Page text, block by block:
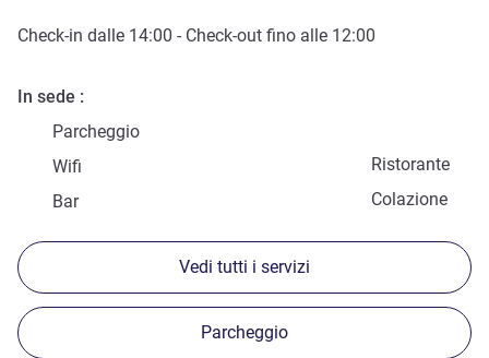
Check-in dalle 14:00 - Check-out fino alle 12:00
In sede
Parcheggio
Ristorante
Wifi
Colazione
Bar
Vedi tutti i servizi
Parcheggio